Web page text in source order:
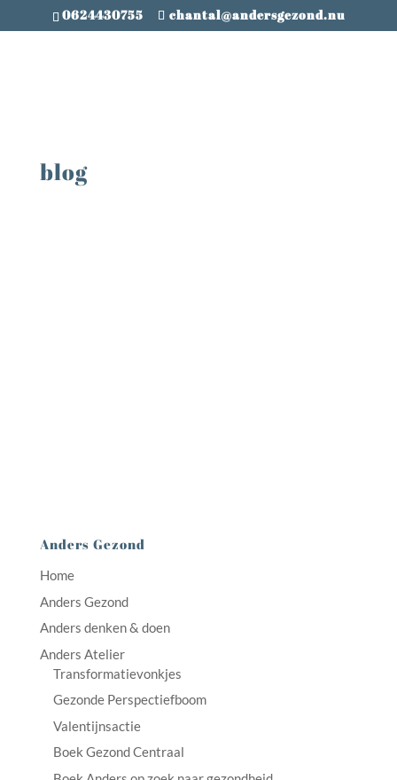
0624430755 chantal@andersgezond.nu
blog
Anders Gezond
Home
Anders Gezond
Anders denken & doen
Anders Atelier
Transformatievonkjes
Gezonde Perspectiefboom
Valentijnsactie
Boek Gezond Centraal